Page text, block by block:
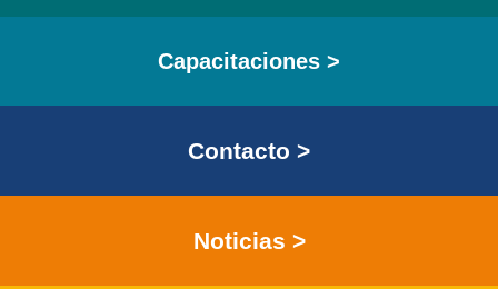
Capacitaciones >
Contacto >
Noticias >